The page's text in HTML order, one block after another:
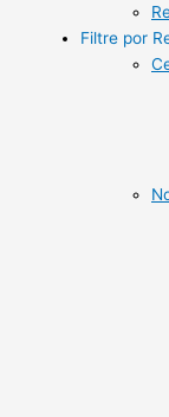
Filtre por